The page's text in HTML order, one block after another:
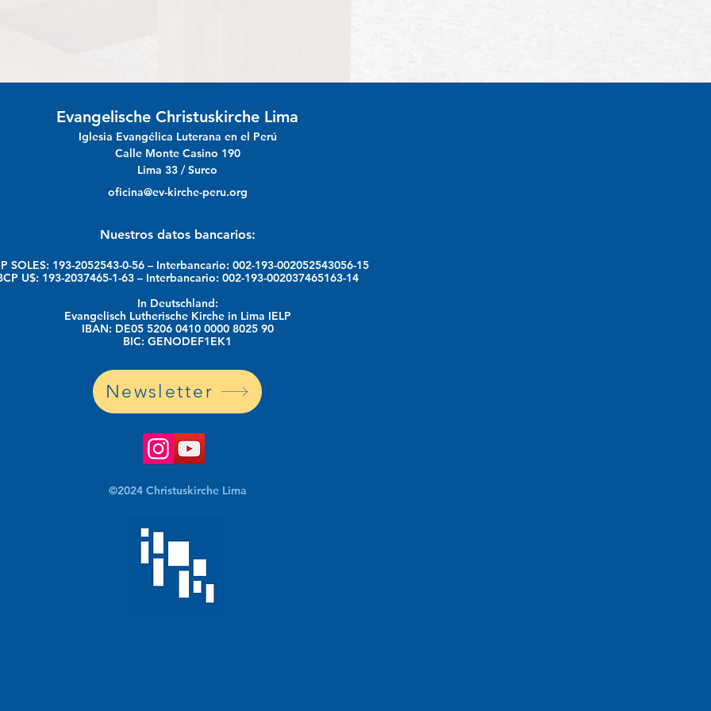
Evangelische Christuskirche Lima
Iglesia Evangélica Luterana en el Perú
Calle Monte Casino 190
Lima 33 / Surco
oficina@ev-kirche-peru.org
Nuestros datos bancarios:
SOLES: 193-2052543-0-56 – Interbancario: 002-193-002052543056-15
U$: 193-2037465-1-63 – Interbancario: 002-193-002037465163-14
In Deutschland:
Evangelisch Lutherische Kirche in Lima IELP
IBAN: DE05 5206 0410 0000 8025 90
BIC: GENODEF1EK1
Newsletter
©2024 Christuskirche Lima